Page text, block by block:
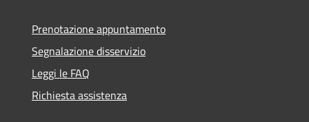
Prenotazione appuntamento
Segnalazione disservizio
Leggi le FAQ
Richiesta assistenza